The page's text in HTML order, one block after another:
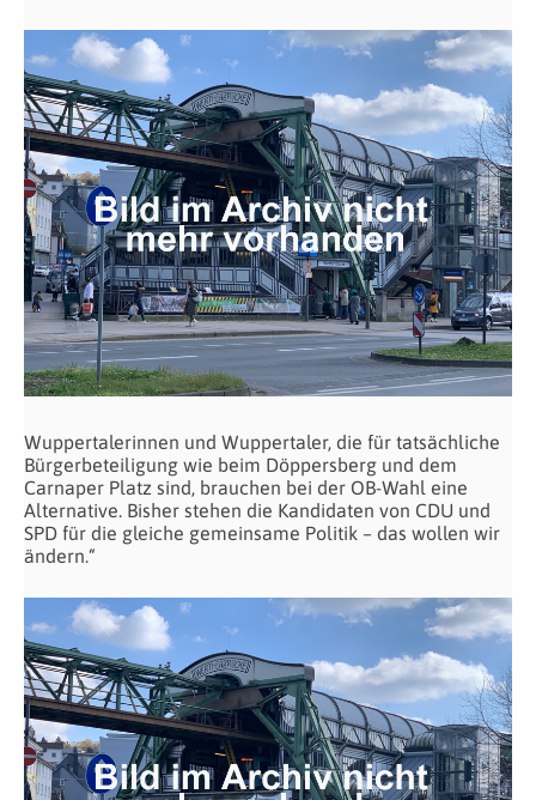
Wuppertalerinnen und Wuppertaler, die für tatsächliche
Bürgerbeteiligung wie beim Döppersberg und dem
Carnaper Platz sind, brauchen bei der OB-Wahl eine
Alternative. Bisher stehen die Kandidaten von CDU und
SPD für die gleiche gemeinsame Politik – das wollen wir
ändern.“